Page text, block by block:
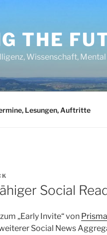
THE
Wissenschaft,
Lesungen, Auftritte
Social
„Early Invite“ von
Social News